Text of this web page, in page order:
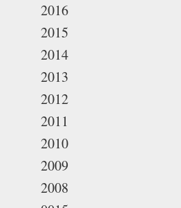
2016
2015
2014
2013
2012
2011
2010
2009
2008